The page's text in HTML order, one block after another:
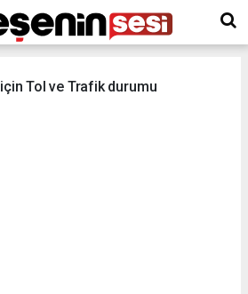
için Tol ve Trafik durumu